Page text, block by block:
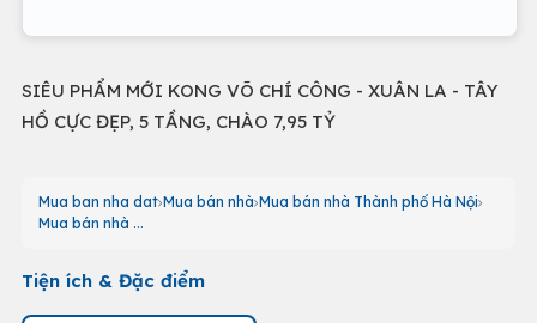
SIÊU PHẨM MỚI KONG VÕ CHÍ CÔNG - XUÂN LA - TÂY
HỒ CỰC ĐẸP, 5 TẦNG, CHÀO 7,95 TỶ
Mua ban nha dat Mua bán nhà Mua bán nhà Thành phố Hà Nội
Mua bán nhà ...
Tiện ích & Đặc điểm